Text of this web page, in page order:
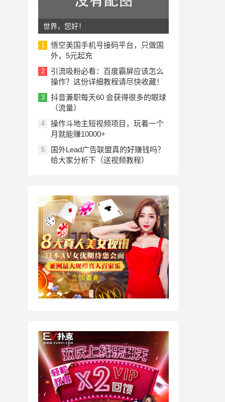
世界，您好！
1
悟空美国手机号接码平台，只做国
外，5元起充
2
引流吸粉必看：百度霸屏应该怎么
操作？这份详细教程请尽快收藏！
3
抖音兼职每天60 会获得很多的眼球
（流量）
4
操作斗地主短视频项目，玩着一个
月就能赚10000+
5
国外Lead广告联盟真的好赚钱吗？
给大家分析下（送视频教程）